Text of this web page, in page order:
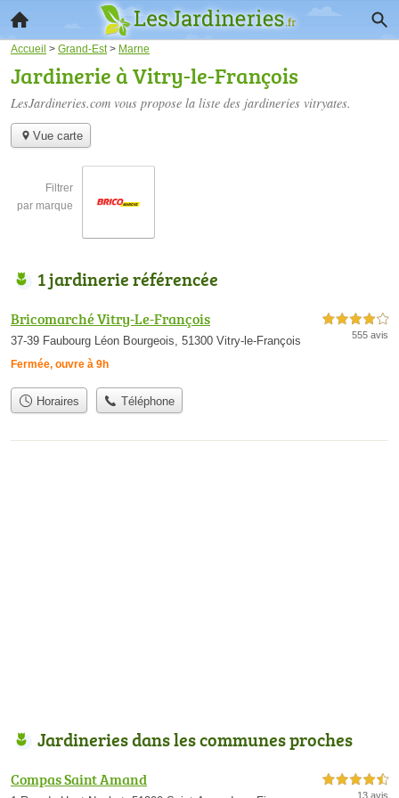
Accueil > Grand-Est> Marne
Jardinerie à Vitry-le-François
LesJardineries.com vous propose la liste des jardineries vitryates.
Vue carte
Filtrer
par marque
1 jardinerie référencée
Bricomarché Vitry-Le-François
37-39 Faubourg Léon Bourgeois, 51300 Vitry-le-François
Fermée, ouvre à 9h
4,0 étoiles sur 5
555 avis
Horaires Téléphone
Jardineries dans les communes proches
Compas Saint Amand 4,5 étoiles sur 5
13 avis